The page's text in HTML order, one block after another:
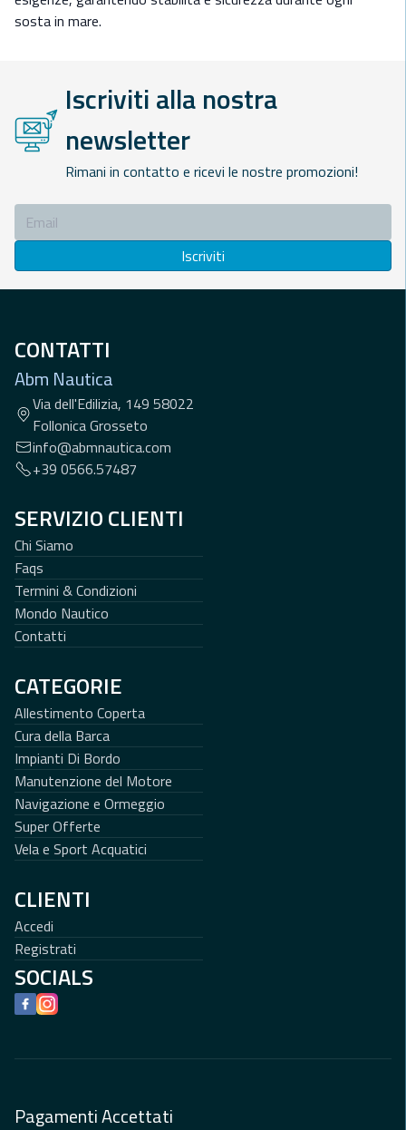
sosta in mare.
Iscriviti alla nostra
newsletter
Rimani in contatto e ricevi le nostre promozioni!
Iscriviti
CONTATTI
Abm Nautica
Via dell'Edilizia, 149 58022
Follonica Grosseto
info@abmnautica.com
+39 0566.57487
SERVIZIO CLIENTI
Chi Siamo
Faqs
Termini & Condizioni
Mondo Nautico
Contatti
CATEGORIE
Allestimento Coperta
Cura della Barca
Impianti Di Bordo
Manutenzione del Motore
Navigazione e Ormeggio
Super Offerte
Vela e Sport Acquatici
CLIENTI
Accedi
Registrati
SOCIALS
Facebook
Instagram
Pagamenti Accettati